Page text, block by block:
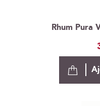
Rhum Pura